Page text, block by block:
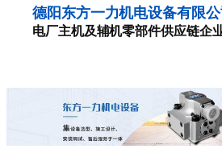
德阳东方一力机电设备有限
电厂主机及辅机零部件供应链企